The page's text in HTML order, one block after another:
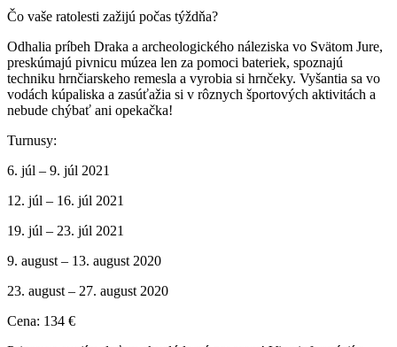
Čo vaše ratolesti zažijú počas týždňa?
Odhalia príbeh Draka a archeologického náleziska vo Svätom Jure,
preskúmajú pivnicu múzea len za pomoci bateriek, spoznajú
techniku hrnčiarskeho remesla a vyrobia si hrnčeky. Vyšantia sa vo
vodách kúpaliska a zasúťažia si v rôznych športových aktivitách a
nebude chýbať ani opekačka!
Turnusy:
6. júl – 9. júl 2021
12. júl – 16. júl 2021
19. júl – 23. júl 2021
9. august – 13. august 2020
23. august – 27. august 2020
Cena: 134 €